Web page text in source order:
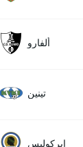
ألفارو
تينين
إيركوليس